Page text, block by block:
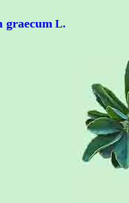
graecum L.